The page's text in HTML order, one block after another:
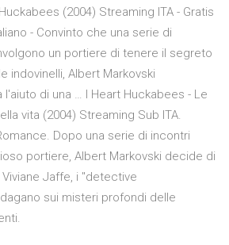
(2004) Streaming ITA - Gratis
- Convinto che una serie di
un portiere di tenere il segreto
indovinelli, Albert Markovski
di una … I Heart Huckabees - Le
vita (2004) Streaming Sub ITA.
Dopo una serie di incontri
portiere, Albert Markovski decide di
Jaffe, i "detective
sui misteri profondi delle